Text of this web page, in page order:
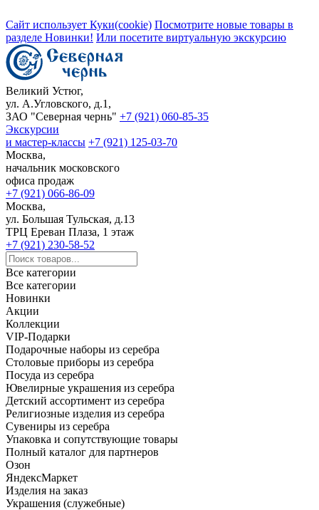
Сайт использует Куки(cookie) Посмотрите новые товары в
разделе Новинки! Или посетите виртуальную экскурсию
Великий Устюг,
ул. А.Угловского, д.1,
ЗАО "Северная чернь" +7 (921) 060-85-35
Экскурсии
и мастер-классы +7 (921) 125-03-70
Москва,
начальник московского
офиса продаж
+7 (921) 066-86-09
Москва,
ул. Большая Тульская, д.13
ТРЦ Ереван Плаза, 1 этаж
+7 (921) 230-58-52
Все категории
Все категории
Новинки
Акции
Коллекции
VIP-Подарки
Подарочные наборы из серебра
Столовые приборы из серебра
Посуда из серебра
Ювелирные украшения из серебра
Детский ассортимент из серебра
Религиозные изделия из серебра
Сувениры из серебра
Упаковка и сопутствующие товары
Полный каталог для партнеров
Озон
ЯндексМаркет
Изделия на заказ
Украшения (служебные)